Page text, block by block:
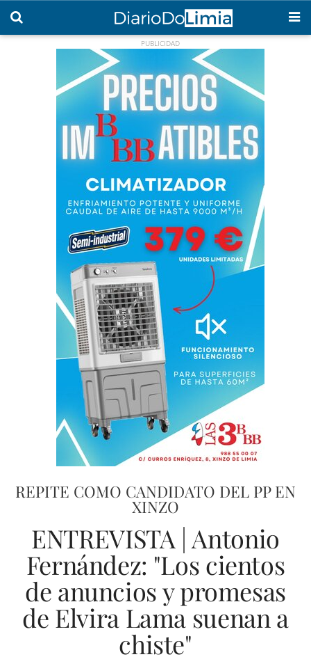
REPITE COMO CANDIDATO DEL PP EN
XINZO
ENTREVISTA | Antonio
Fernández: "Los cientos
de anuncios y promesas
de Elvira Lama suenan a
chiste"